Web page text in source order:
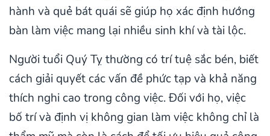
hành và quẻ bát quái sẽ giúp họ xác định hướng
bàn làm việc mang lại nhiều sinh khí và tài lộc.
Người tuổi Quý Tỵ thường có trí tuệ sắc bén, biết
cách giải quyết các vấn đề phức tạp và khả năng
thích nghi cao trong công việc. Đối với họ, việc
bố trí và định vị không gian làm việc không chỉ là